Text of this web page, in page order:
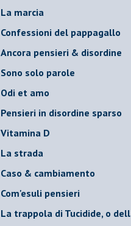
La marcia
Confessioni del pappagallo
Ancora pensieri & disordine
Sono solo parole
Odi et amo
Pensieri in disordine sparso
Vitamina D
La strada
Caso & cambiamento
Com'esuli pensieri
La trappola di Tucidide, o